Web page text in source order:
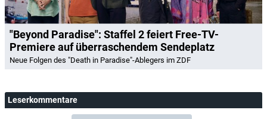
"Beyond Paradise": Staffel 2 feiert Free-TV-
Premiere auf überraschendem Sendeplatz
Neue Folgen des "Death in Paradise"-Ablegers im ZDF
Leserkommentare